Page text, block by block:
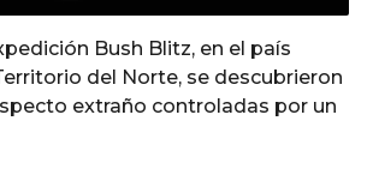
Bush Blitz, en el país
del Norte, se descubrieron
extraño controladas por un